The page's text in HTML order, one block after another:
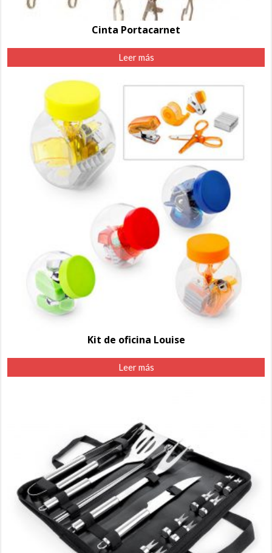
Cinta Portacarnet
Leer más
Kit de oficina Louise
Leer más